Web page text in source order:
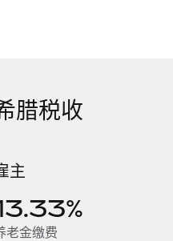
腊税收
主
老金缴费